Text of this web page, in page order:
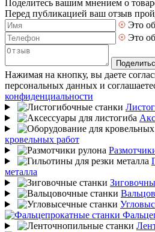
Поделитесь вашим мнением о
Перед публикацией ваш отзыв
Это
Это
Нажимая на кнопку, вы даете
персональных данных и
конфиденциальности
кровельных работ
металла